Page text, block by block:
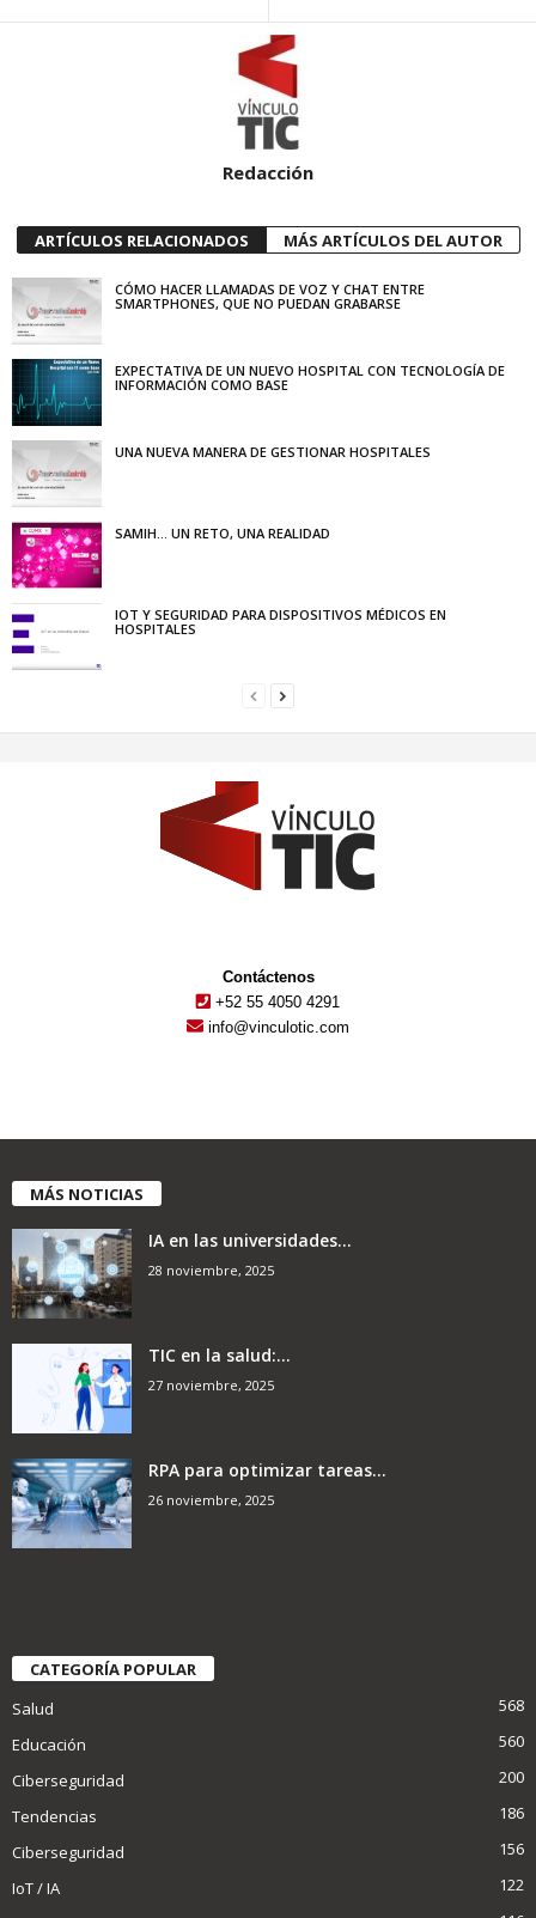
Redacción
ARTÍCULOS RELACIONADOS MÁS ARTÍCULOS DEL AUTOR
CÓMO HACER LLAMADAS DE VOZ Y CHAT ENTRE
SMARTPHONES, QUE NO PUEDAN GRABARSE
EXPECTATIVA DE UN NUEVO HOSPITAL CON TECNOLOGÍA DE
INFORMACIÓN COMO BASE
UNA NUEVA MANERA DE GESTIONAR HOSPITALES
SAMIH… UN RETO, UNA REALIDAD
IOT Y SEGURIDAD PARA DISPOSITIVOS MÉDICOS EN
HOSPITALES
Contáctenos
+52 55 4050 4291
info@vinculotic.com
MÁS NOTICIAS
IA en las universidades...
28 noviembre, 2025
TIC en la salud:...
27 noviembre, 2025
RPA para optimizar tareas...
26 noviembre, 2025
CATEGORÍA POPULAR
Salud
568
Educación
560
Ciberseguridad
200
Tendencias
186
Ciberseguridad
156
IoT / IA
122